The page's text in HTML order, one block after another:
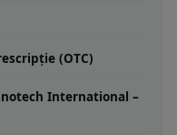
(OTC)
International –